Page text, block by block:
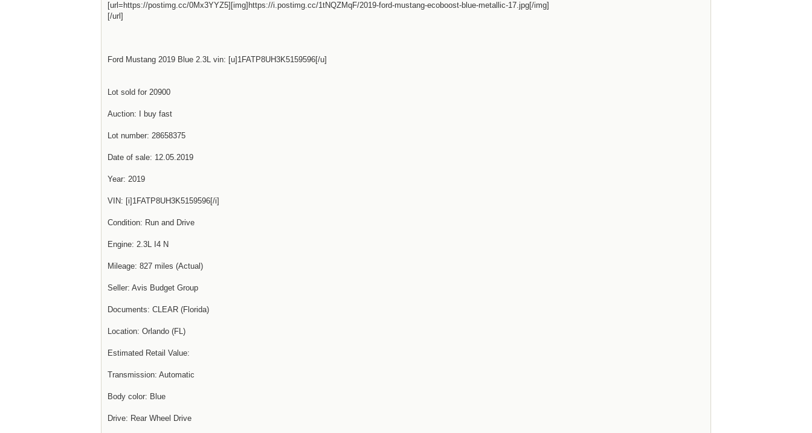
[url=https://postimg.cc/0Mx3YYZ5][img]https://i.postimg.cc/1tNQZMqF/2019-ford-mustang-ecoboost-blue-metallic-17.jpg[/img]
[/url]
Ford Mustang 2019 Blue 2.3L vin: [u]1FATP8UH3K5159596[/u]
Lot sold for 20900
Auction: I buy fast
Lot number: 28658375
Date of sale: 12.05.2019
Year: 2019
VIN: [i]1FATP8UH3K5159596[/i]
Condition: Run and Drive
Engine: 2.3L I4 N
Mileage: 827 miles (Actual)
Seller: Avis Budget Group
Documents: CLEAR (Florida)
Location: Orlando (FL)
Estimated Retail Value:
Transmission: Automatic
Body color: Blue
Drive: Rear Wheel Drive